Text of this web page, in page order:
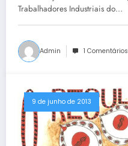
Trabalhadores Industriais do…
Admin 1 Comentários
9 de junho de 2013